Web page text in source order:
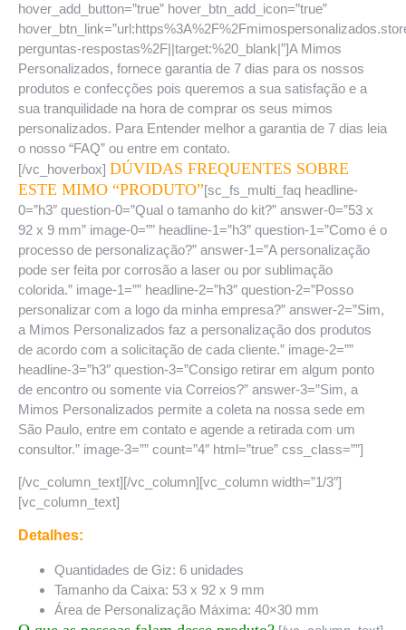
hover_add_button=”true” hover_btn_add_icon=”true”
perguntas-respostas%2F||target:%20_blank|”]A Mimos
Personalizados, fornece garantia de 7 dias para os nossos
produtos e confecções pois queremos a sua satisfação e a
sua tranquilidade na hora de comprar os seus mimos
personalizados. Para Entender melhor a garantia de 7 dias leia
o nosso “FAQ” ou entre em contato.
[/vc_hoverbox] DÚVIDAS FREQUENTES SOBRE
ESTE MIMO “PRODUTO”[sc_fs_multi_faq headline-
0=”h3″ question-0=”Qual o tamanho do kit?” answer-0=”53 x
92 x 9 mm” image-0=”” headline-1=”h3″ question-1=”Como é o
processo de personalização?” answer-1=”A personalização
pode ser feita por corrosão a laser ou por sublimação
colorida.” image-1=”” headline-2=”h3″ question-2=”Posso
personalizar com a logo da minha empresa?” answer-2=”Sim,
a Mimos Personalizados faz a personalização dos produtos
de acordo com a solicitação de cada cliente.” image-2=””
headline-3=”h3″ question-3=”Consigo retirar em algum ponto
de encontro ou somente via Correios?” answer-3=”Sim, a
Mimos Personalizados permite a coleta na nossa sede em
São Paulo, entre em contato e agende a retirada com um
consultor.” image-3=”” count=”4″ html=”true” css_class=””]
[/vc_column_text][/vc_column][vc_column width=”1/3″]
[vc_column_text]
Detalhes:
Quantidades de Giz: 6 unidades
Tamanho da Caixa: 53 x 92 x 9 mm
Área de Personalização Máxima: 40×30 mm